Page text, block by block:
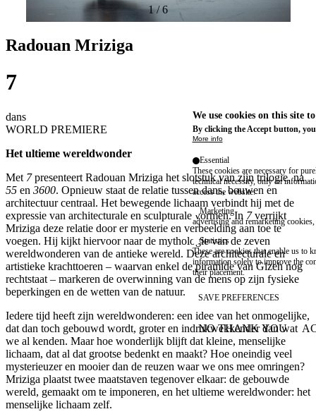
1/6
Radouan Mriziga
7
dans
WORLD PREMIERE
Het ultieme wereldwonder
Met 7presenteert Radouan Mriziga het slotstuk van zijn trilogie, na
55 en 3600. Opnieuw staat de relatie tussen dans, bouwen en
architectuur centraal. Het bewegende lichaam verbindt hij met de
expressie van architecturale en sculpturale vormen. In 7verrijkt
Mriziga deze relatie door er mysterie en verbeelding aan toe te
voegen. Hij kijkt hiervoor naar de mythologie van de zeven
wereldwonderen van de antieke wereld. Deze architecturale en
artistieke krachttoeren – waarvan enkel de piramide van Gizeh nog
rechtstaat – markeren de overwinning van de mens op zijn fysieke
beperkingen en de wetten van de natuur.
Iedere tijd heeft zijn wereldwonderen: een idee van het onmogelijke,
dat dan toch gebouwd wordt, groter en indrukwekkender dan wat
we al kenden. Maar hoe wonderlijk blijft dat kleine, menselijke
lichaam, dat al dat grootse bedenkt en maakt? Hoe oneindig veel
mysterieuzer en mooier dan de reuzen waar we ons mee omringen?
Mriziga plaatst twee maatstaven tegenover elkaar: de gebouwde
wereld, gemaakt om te imponeren, en het ultieme wereldwonder: het
menselijke lichaam zelf.
We use cookies on this site
By clicking the Accept button,
More info
Essential
These cookies are necessary for
technical necessity, only an
access the website.
Marketing
advertising and remarketing cookies,
Statistics
These are cookies that enable us to
information solely to improve the
their placement.
SAVE PREFERENCES
NO THANK YOU
WITHDRAW